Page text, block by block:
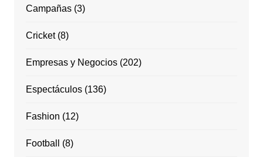
Campañas(3)
Cricket(8)
Empresas y Negocios(202)
Espectáculos(136)
Fashion (12)
Football (8)